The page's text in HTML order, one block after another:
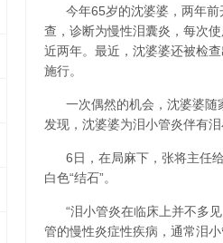
今年65岁的沈婆婆，两年
查，诊断为慢性泪囊炎，每次
近两年。最近，沈婆婆还被检
施行。
一次偶然的机会，沈婆婆
发现，沈婆婆为泪小管炎伴有泪
6日，在局麻下，张将主任
白色“结石”。
“泪小管炎在临床上并不多
管的慢性炎症性疾病，通常泪